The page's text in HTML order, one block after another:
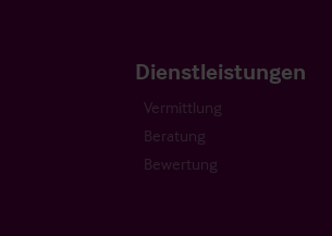
Dienstleistungen
Vermittlung
Beratung
Bewertung